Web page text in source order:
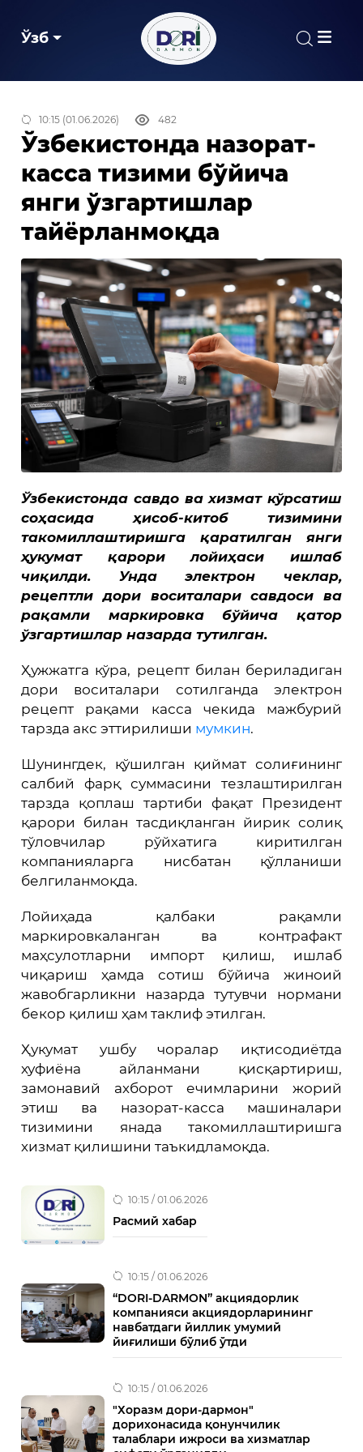
Ўзб
10:15 (01.06.2026) 482
Ўзбекистонда назорат-
касса тизими бўйича
янги ўзгартишлар
тайёрланмоқда
Ўзбекистонда савдо ва хизмат кўрсатиш
соҳасида ҳисоб-китоб тизимини
такомиллаштиришга қаратилган янги
ҳукумат қарори лойиҳаси ишлаб
чиқилди. Унда электрон чеклар,
рецептли дори воситалари савдоси ва
рақамли маркировка бўйича қатор
ўзгартишлар назарда тутилган.
Ҳужжатга кўра, рецепт билан бериладиган
дори воситалари сотилганда электрон
рецепт рақами касса чекида мажбурий
тарзда акс эттирилиши мумкин.
Шунингдек, қўшилган қиймат солиғининг
салбий фарқ суммасини тезлаштирилган
тарзда қоплаш тартиби фақат Президент
қарори билан тасдиқланган йирик солиқ
тўловчилар рўйхатига киритилган
компанияларга нисбатан қўлланиши
белгиланмоқда.
Лойиҳада қалбаки рақамли
маркировкаланган ва контрафакт
маҳсулотларни импорт қилиш, ишлаб
чиқариш ҳамда сотиш бўйича жиноий
жавобгарликни назарда тутувчи нормани
бекор қилиш ҳам таклиф этилган.
Ҳукумат ушбу чоралар иқтисодиётда
хуфиёна айланмани қисқартириш,
замонавий ахборот ечимларини жорий
этиш ва назорат-касса машиналари
тизимини янада такомиллаштиришга
хизмат қилишини таъкидламоқда.
10:15 / 01.06.2026
Расмий хабар
10:15 / 01.06.2026
“DORI-DARMON” акциядорлик
компанияси акциядорларининг
навбатдаги йиллик умумий
йиғилиши бўлиб ўтди
10:15 / 01.06.2026
"Хоразм дори-дармон"
дорихонасида қонунчилик
талаблари ижроси ва хизматлар